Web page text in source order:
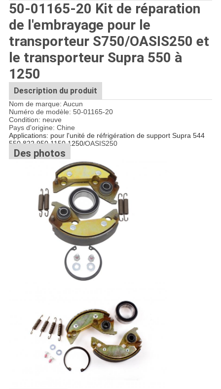
50-01165-20 Kit de réparation
de l'embrayage pour le
transporteur S750/OASIS250 et
le transporteur Supra 550 à
1250
Description du produit
Nom de marque: Aucun
Numéro de modèle: 50-01165-20
Condition: neuve
Pays d'origine: Chine
Applications: pour l'unité de réfrigération de support Supra 544
550 822 950 1150 1250/OASIS250
Des photos